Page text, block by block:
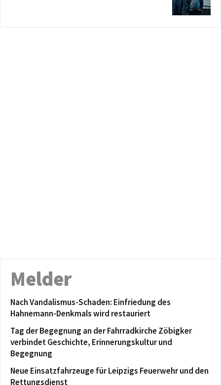
Melder
Nach Vandalismus-Schaden: Einfriedung des
Hahnemann-Denkmals wird restauriert
Tag der Begegnung an der Fahrradkirche Zöbigker
verbindet Geschichte, Erinnerungskultur und
Begegnung
Neue Einsatzfahrzeuge für Leipzigs Feuerwehr und den
Rettungsdienst